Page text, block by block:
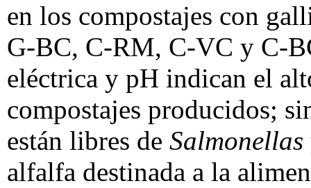
en los compostajes con
G-BC, C-RM, C-VC y C-
eléctrica y pH indican el
compostajes producidos;
están libres de Salmonellas
alfalfa destinada a la